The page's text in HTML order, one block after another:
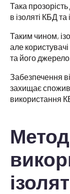
Така
в ізоляті КБД
Таким чином,
але
та його
Забезпечення
захищає
використання